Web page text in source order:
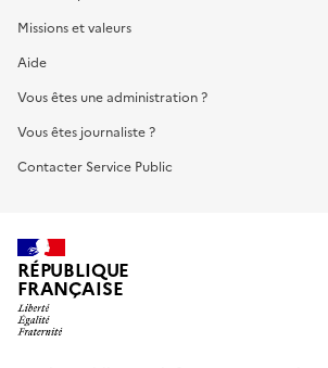
Missions et valeurs
Aide
Vous êtes une administration ?
Vous êtes journaliste ?
Contacter Service Public
RÉPUBLIQUE
FRANÇAISE